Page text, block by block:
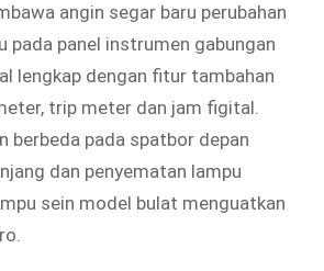
angin segar baru perubahan
pada panel instrumen gabungan
lengkap dengan fitur tambahan
trip meter dan jam figital.
berbeda pada spatbor depan
dan penyematan lampu
sein model bulat menguatkan